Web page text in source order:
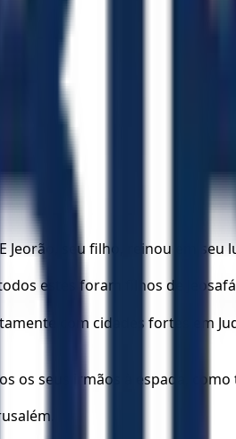
seu filho, reinou em seu
estes foram filhos de
com cidades fortes em
os seus irmãos à espada,